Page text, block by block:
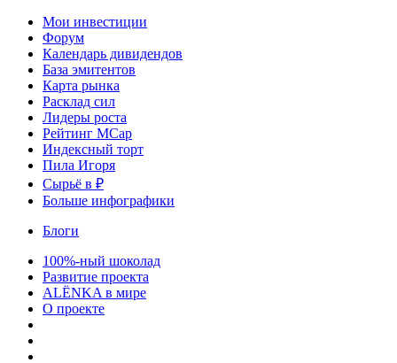
Мои инвестиции
Форум
Календарь дивидендов
База эмитентов
Карта рынка
Расклад сил
Лидеры роста
Рейтинг MCap
Индексный торт
Пила Игоря
Сырьё в ₽
Больше инфографики
Блоги
100%-ный шоколад
Развитие проекта
ALЁNKA в мире
О проекте